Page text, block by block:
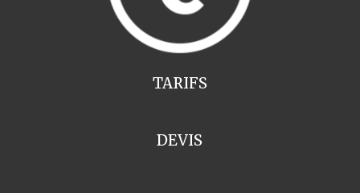
TARIFS
DEVIS